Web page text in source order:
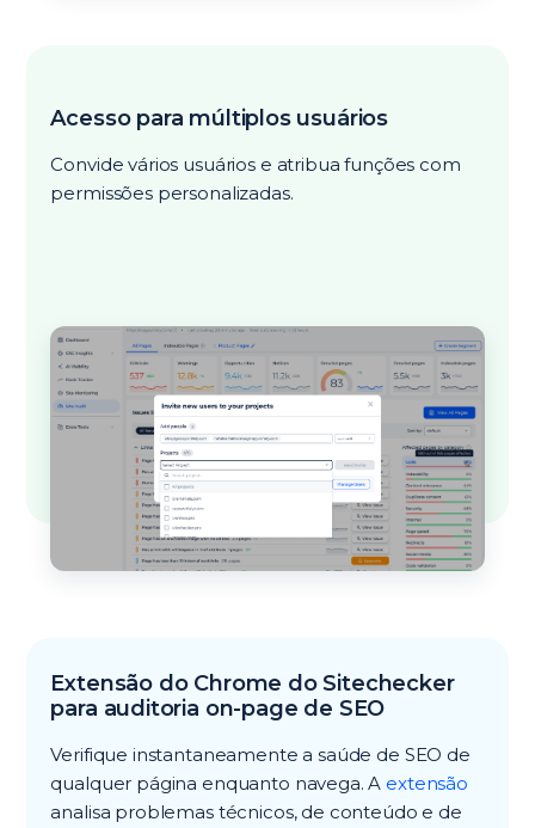
Acesso para múltiplos usuários
Convide vários usuários e atribua funções com
permissões personalizadas.
Extensão do Chrome do Sitechecker
para auditoria on-page de SEO
Verifique instantaneamente a saúde de SEO de
qualquer página enquanto navega. A extensão
analisa problemas técnicos, de conteúdo e de